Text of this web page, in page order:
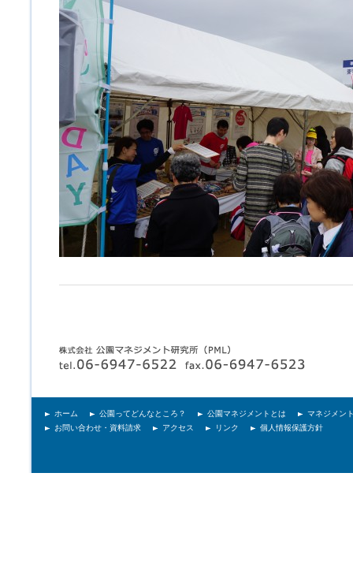
ホーム 公園ってどんなところ？ 公園マネジメントとは
マネジメン
お問い合わせ・資料請求
アクセス リンク 個人情報保護方針